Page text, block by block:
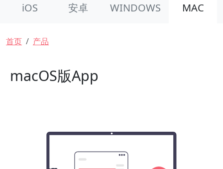
iOS 安卓 WINDOWS MAC
面包屑
首页 产品
macOS版App